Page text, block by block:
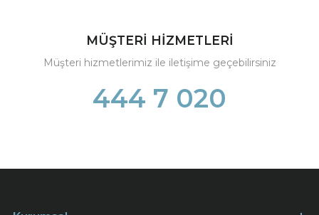
MÜŞTERİ HİZMETLERİ
Müşteri hizmetlerimiz ile iletişime geçebilirsiniz
444 7 020